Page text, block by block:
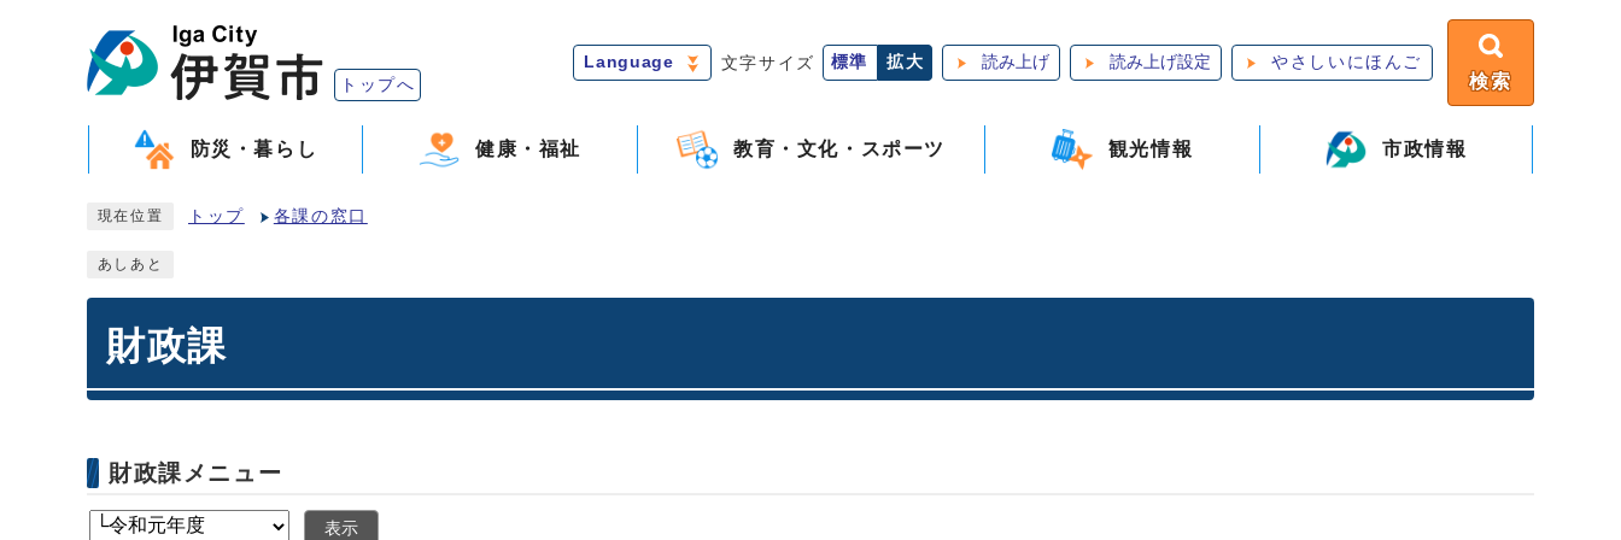
トップへ
Language 文字サイズ 標準 拡大 読み上げ 読み上げ設定 やさしいにほんご
検索
防災・暮らし 健康・福祉 教育・文化・スポーツ 観光情報 市政情報
現在位置 トップ 各課の窓口
あしあと
財政課
財政課メニュー
表示